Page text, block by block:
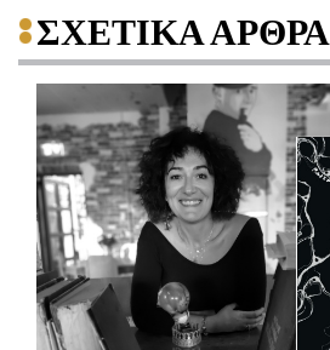
ΣΧΕΤΙΚΑ ΑΡΘΡΑ